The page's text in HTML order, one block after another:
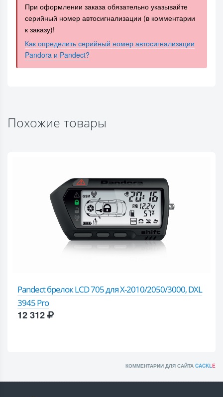
При оформлении заказа обязательно указывайте
серийный номер автосигнализации (в комментарии
к заказу)!
Как определить серийный номер автосигнализации
Pandora и Pandect?
Похожие товары
Pandect брелок LCD 705 для X-2010/2050/3000, DXL
3945 Pro
12 312
КОММЕНТАРИИ ДЛЯ САЙТА CACKLE